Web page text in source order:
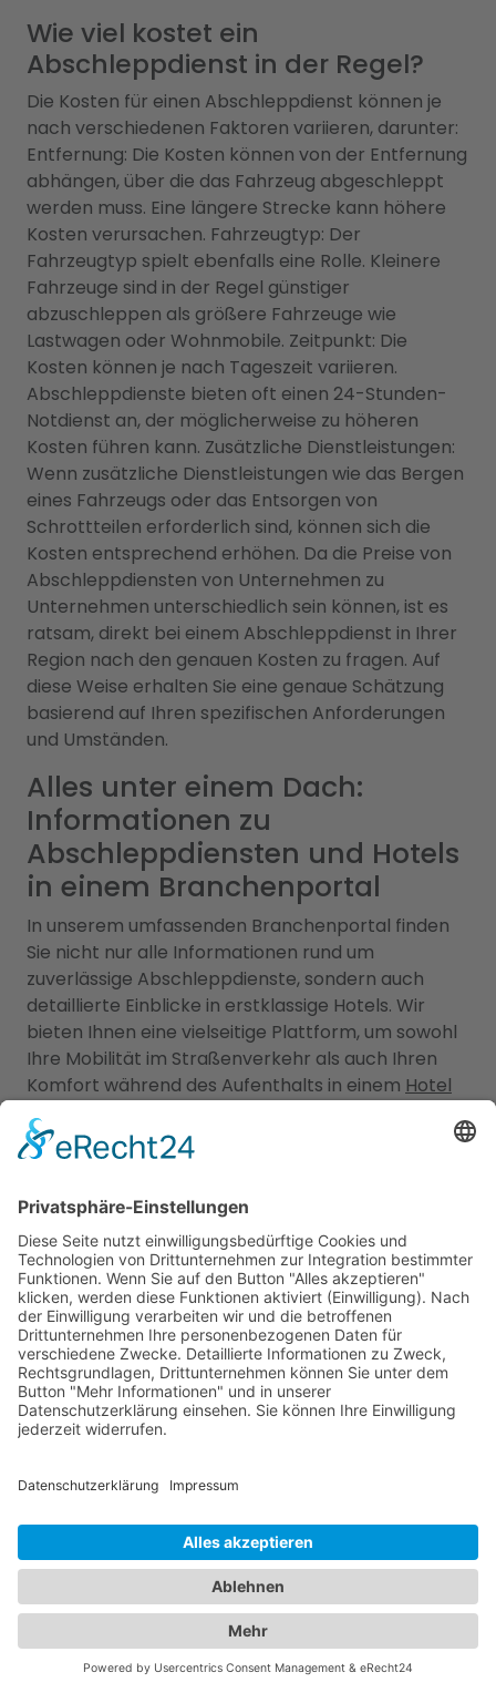
Wie viel kostet ein
Abschleppdienst in der Regel?
Die Kosten für einen Abschleppdienst können je
nach verschiedenen Faktoren variieren, darunter:
Entfernung: Die Kosten können von der Entfernung
abhängen, über die das Fahrzeug abgeschleppt
werden muss. Eine längere Strecke kann höhere
Kosten verursachen. Fahrzeugtyp: Der
Fahrzeugtyp spielt ebenfalls eine Rolle. Kleinere
Fahrzeuge sind in der Regel günstiger
abzuschleppen als größere Fahrzeuge wie
Lastwagen oder Wohnmobile. Zeitpunkt: Die
Kosten können je nach Tageszeit variieren.
Abschleppdienste bieten oft einen 24-Stunden-
Notdienst an, der möglicherweise zu höheren
Kosten führen kann. Zusätzliche Dienstleistungen:
Wenn zusätzliche Dienstleistungen wie das Bergen
eines Fahrzeugs oder das Entsorgen von
Schrottteilen erforderlich sind, können sich die
Kosten entsprechend erhöhen. Da die Preise von
Abschleppdiensten von Unternehmen zu
Unternehmen unterschiedlich sein können, ist es
ratsam, direkt bei einem Abschleppdienst in Ihrer
Region nach den genauen Kosten zu fragen. Auf
diese Weise erhalten Sie eine genaue Schätzung
basierend auf Ihren spezifischen Anforderungen
und Umständen.
Alles unter einem Dach:
Informationen zu
Abschleppdiensten und Hotels
in einem Branchenportal
In unserem umfassenden Branchenportal finden
Sie nicht nur alle Informationen rund um
zuverlässige Abschleppdienste, sondern auch
detaillierte Einblicke in erstklassige Hotels. Wir
bieten Ihnen eine vielseitige Plattform, um sowohl
Ihre Mobilität im Straßenverkehr als auch Ihren
Komfort während des Aufenthalts in einem Hotel
Weichs, Kreis Dachau
Sie mehr über die verschiedenen
Abschleppdienste in Ihrer Region. Unsere
professionellen Anbietern, die Ihnen im Falle einer
Fahrzeugpanne oder eines Unfalls schnell und
effizient helfen. Informieren Sie sich über ihre
Dienstleistungen, Erreichbarkeit und
Kundenerfahrungen, um die beste Wahl für Ihre
Bedürfnisse zu treffen. Gleichzeitig bieten wir Ihnen
umfangreiche Informationen zu erstklassigen
Hotels. Egal ob Sie nach einem luxuriösen Resort,
einem charmanten Boutique-Hotel oder einem
Branchenportal präsentiert Ihnen eine breite
sich über Ausstattung, Lage, Preise und
Verfügbarkeit, um Ihren idealen Aufenthalt zu
planen. Unser Branchenportal vereint die besten
Informationen zu Abschleppdiensten und Hotels.
Wir legen Wert darauf, Ihnen sowohl bei
unvorhergesehenen Fahrzeugproblemen als auch